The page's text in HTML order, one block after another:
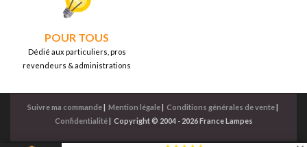
POUR TOUS
Dédié aux particuliers, pros
revendeurs & administrations
Suivre ma commande Mention légale Conditions générales de vente
Confidentialité| Copyright © 2004 - 2026 France Lampes